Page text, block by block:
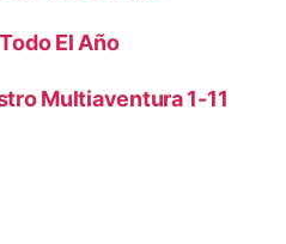
El Año
Multiaventura 1-11